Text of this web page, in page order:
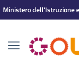
Vai ai contenuti
Vai al menu di
Vai al footer
Ministero dell'Istruzione